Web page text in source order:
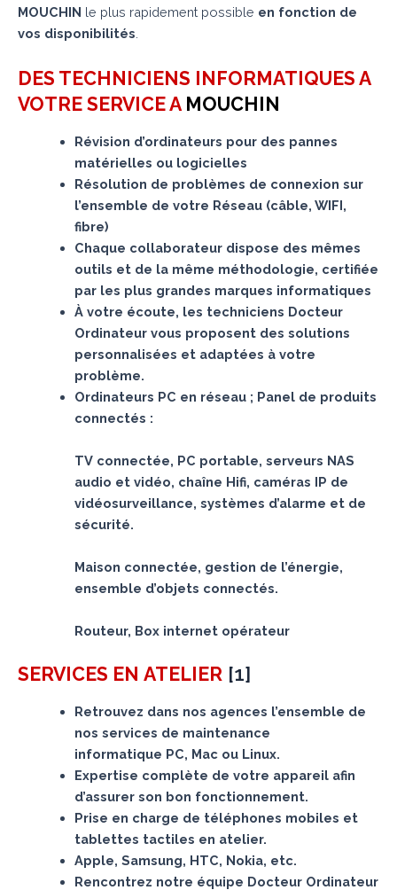
MOUCHIN le plus rapidement possible en fonction de
vos disponibilités.
DES TECHNICIENS INFORMATIQUES A
VOTRE SERVICE A MOUCHIN
Révision d’ordinateurs pour des pannes
matérielles ou logicielles
Résolution de problèmes de connexion sur
l’ensemble de votre Réseau (câble, WIFI,
fibre)
Chaque collaborateur dispose des mêmes
outils et de la même méthodologie, certifiée
par les plus grandes marques informatiques
À votre écoute, les techniciens Docteur
Ordinateur vous proposent des solutions
personnalisées et adaptées à votre
problème.
Ordinateurs PC en réseau ; Panel de produits
connectés :
TV connectée, PC portable, serveurs NAS
audio et vidéo, chaîne Hifi, caméras IP de
vidéosurveillance, systèmes d’alarme et de
sécurité.
Maison connectée, gestion de l’énergie,
ensemble d’objets connectés.
Routeur, Box internet opérateur
SERVICES EN ATELIER [1]
Retrouvez dans nos agences l’ensemble de
nos services de maintenance
informatique PC, Mac ou Linux.
Expertise complète de votre appareil afin
d’assurer son bon fonctionnement.
Prise en charge de téléphones mobiles et
tablettes tactiles en atelier.
Apple, Samsung, HTC, Nokia, etc.
Rencontrez notre équipe Docteur Ordinateur